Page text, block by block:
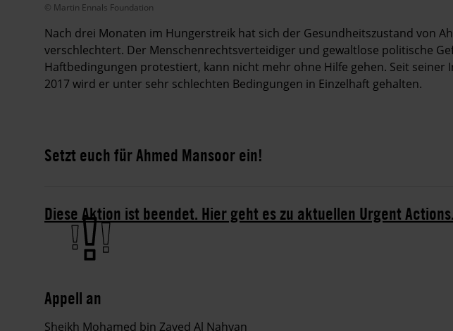
© Martin Ennals Foundation
Nach drei Monaten im Hungerstreik hat sich der Gesundheitszustand von
verschlechtert. Der Menschenrechtsverteidiger und gewaltlose politische
Haftbedingungen protestiert, kann nicht mehr ohne Hilfe gehen. Seit seiner
2017 wird er unter sehr schlechten Bedingungen in Einzelhaft gehalten.
Setzt euch für Ahmed Mansoor ein!
Diese Aktion ist beendet. Hier geht es zu aktuellen Urgent
Appell an
Sheikh Mohamed bin Zayed Al Nahyan